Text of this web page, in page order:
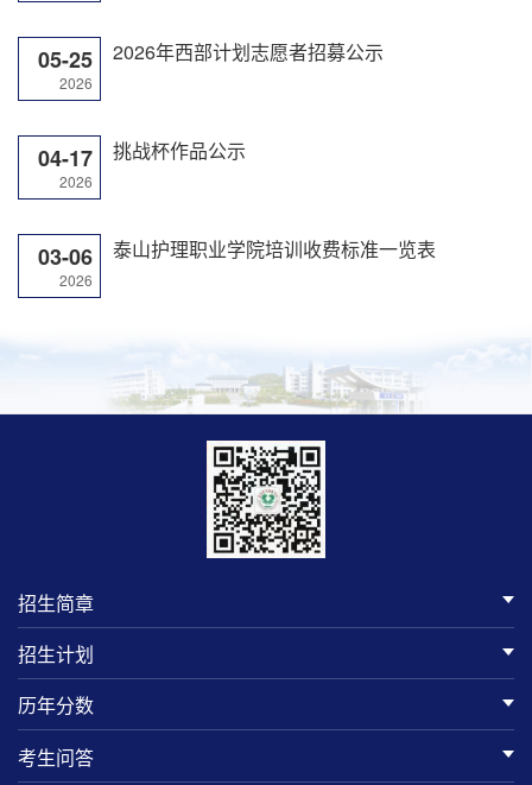
05-25
2026
2026年西部计划志愿者招募公示
04-17
2026
挑战杯作品公示
03-06
2026
泰山护理职业学院培训收费标准一览表
招生简章
招生计划
历年分数
考生问答